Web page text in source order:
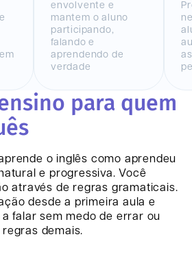
envolvente e
mantem o aluno
participando,
falando e
aprendendo de
verdade
para quem
o inglês como aprendeu
e progressiva. Você
através de regras gramaticais.
desde a primeira aula e
falar sem medo de errar ou
demais.